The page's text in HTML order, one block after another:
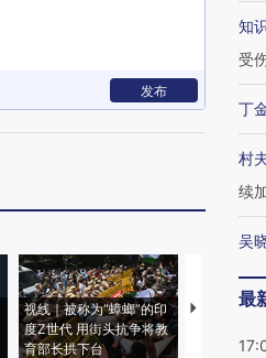
发布
视线｜被称为“蟑螂”的印
度Z世代 用街头抗争将教
育部长拱下台
视线｜“入侵
飞地休达
知
受
丁
村
续
吴
最